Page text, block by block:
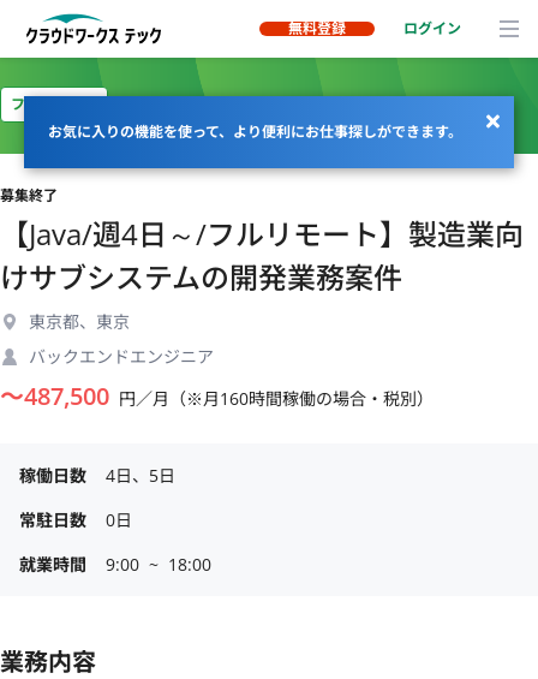
無料登録 ログイン
お気に入りの機能を使って、より便利にお仕事探しができます。
フルリモート
募集終了
【Java/週4日～/フルリモート】製造業向
けサブシステムの開発業務案件
東京都、東京
バックエンドエンジニア
〜487,500 円／月（※月160時間稼働の場合・税別）
稼働日数
4日、5日
常駐日数
0日
就業時間
9:00  ~  18:00
業務内容